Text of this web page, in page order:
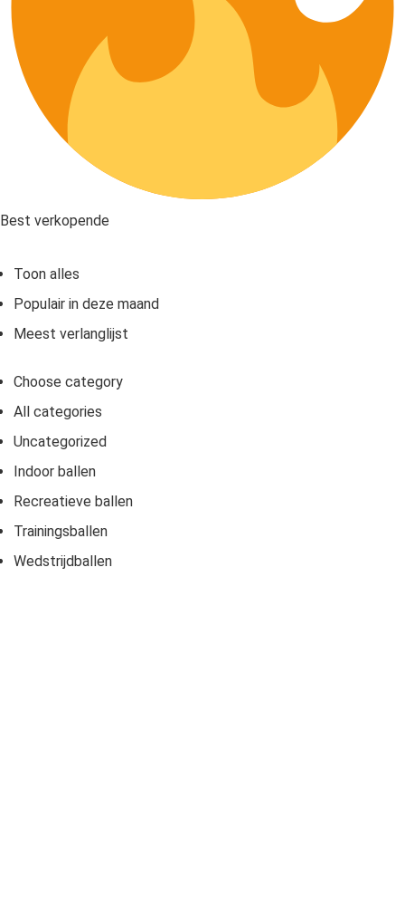
Best verkopende
Toon alles
Populair in deze maand
Meest verlanglijst
Choose category
All categories
Uncategorized
Indoor ballen
Recreatieve ballen
Trainingsballen
Wedstrijdballen